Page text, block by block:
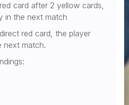
card after 2 yellow cards,
in the next match
red card, the player
next match.